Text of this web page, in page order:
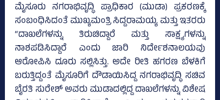
ಮೈಸೂರು ನಗರಾಭಿವೃದ್ಧಿ ಪ್ರಾಧಿಕಾರ (ಮುಡಾ) ಪ್ರಕರಣಕ್ಕೆ
ಸಂಬಂಧಿಸಿದಂತೆ ಮುಖ್ಯಮಂತ್ರಿ ಸಿದ್ದರಾಮಯ್ಯ ಮತ್ತು ಇತರರು
“ದಾಖಲೆಗಳನ್ನು ತಿರುಚಿದ್ದಾರೆ ಮತ್ತು ಸಾಕ್ಷ್ಯಗಳನ್ನು
ನಾಶಪಡಿಸಿದ್ದಾರೆ ಎಂದು ಜಾರಿ ನಿರ್ದೇಶನಾಲಯವು
ಆರೋಪಿಸಿ ದೂರು ಸಲ್ಲಿಸಿತ್ತು. ಅದೇ ರೀತಿ ಹಗರಣ ಬೆಳಕಿಗೆ
ಬರುತ್ತಿದ್ದಂತೆ ಮೈಸೂರಿಗೆ ದೌಡಾಯಿಸಿದ್ದ ನಗರಾಭಿವೃದ್ಧಿ ಸಚಿವ
ಬೈರತಿ ಸುರೇಶ್‌ ಅವರು ಮುಡಾದಲ್ಲಿದ್ದ ದಾಖಲೆಗಳನ್ನು ವಿಶೇಷ